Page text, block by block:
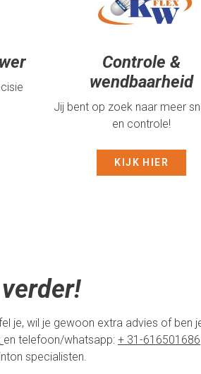
Controle &
wendbaarheid
Jij bent op zoek naar meer
en controle!
KIJK HIER
je, wil je gewoon extra advies of
en telefoon/whatsapp: + 31-616501686
specialisten.